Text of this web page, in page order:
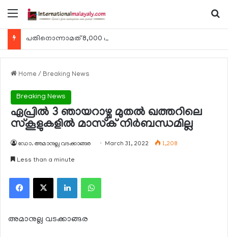
Menu
Home / Breaking News
Breaking News
ഏപ്രില്‍ 3 ഞായറാഴ്ച മുതല്‍ ഖത്തറിലെ
സ്‌കൂളുകളില്‍ മാസ്‌ക് നിര്‍ബന്ധമില്ല
ഡോ. അമാനുല്ല വടക്കാങ്ങര March 31, 2022 1,208
Less than a minute
Facebook
X LinkedInWhatsApp
അമാനുല്ല വടക്കാങ്ങര